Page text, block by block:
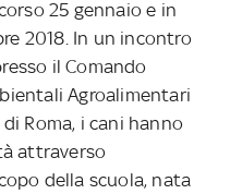
25 gennaio e in
2018. In un incontro
il Comando
Agroalimentari
Roma, i cani hanno
attraverso
della scuola, nata